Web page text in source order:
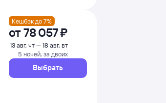
Кешбэк до 7%
от78 ⁠057 ⁠₽
13 авг, чт — 18 авг, вт
5 ночей, за двоих
Выбрать